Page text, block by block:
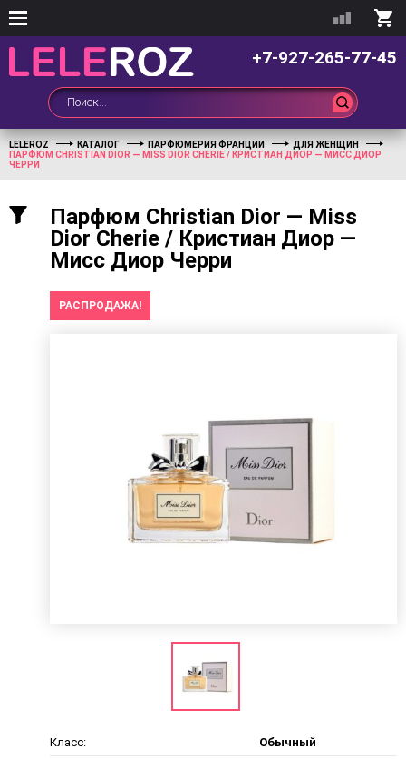
+7-927-265-77-45
LELEROZ КАТАЛОГ ПАРФЮМЕРИЯ ФРАНЦИИ
ДЛЯ ЖЕНЩИН
ПАРФЮМ CHRISTIAN DIOR — MISS DIOR CHERIE / КРИСТИАН ДИОР — МИСС ДИОР
ЧЕРРИ
Парфюм Christian Dior — Miss
Dior Cherie / Кристиан Диор —
Мисс Диор Черри
РАСПРОДАЖА!
Класс:
Обычный